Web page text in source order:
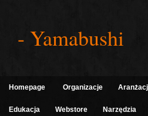
- Yamabushi
Homepage Organizacje
Edukacja Webstore Narzędzia